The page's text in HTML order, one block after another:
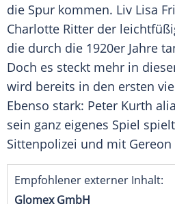
die Spur kommen. Liv Lisa
Charlotte Ritter der
die durch die 1920er Jahre
Doch es steckt mehr in
wird bereits in den ersten
Ebenso stark: Peter Kurth
sein ganz eigenes Spiel
Sittenpolizei und mit Gereon
Empfohlener externer Inhalt:
Glomex GmbH